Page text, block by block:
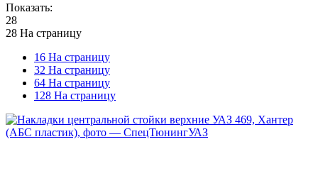
Показать:
28
28 На страницу
16 На страницу
32 На страницу
64 На страницу
128 На страницу